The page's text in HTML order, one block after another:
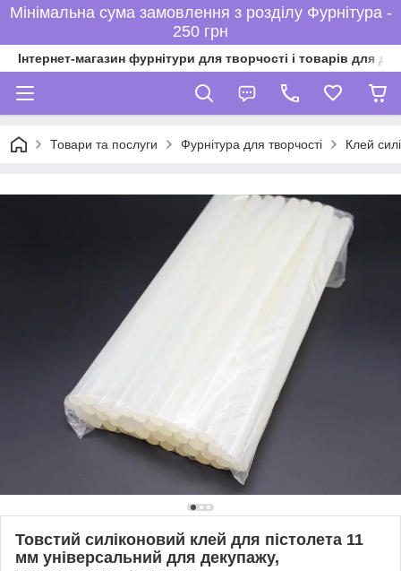
Мінімальна сума замовлення з розділу Фурнітура -
250 грн
Інтернет-магазин фурнітури для творчості і товарів для
Товари та послуги Фурнітура для творчості Клей
Товстий силіконовий клей для пістолета 11
мм універсальний для декупажу,